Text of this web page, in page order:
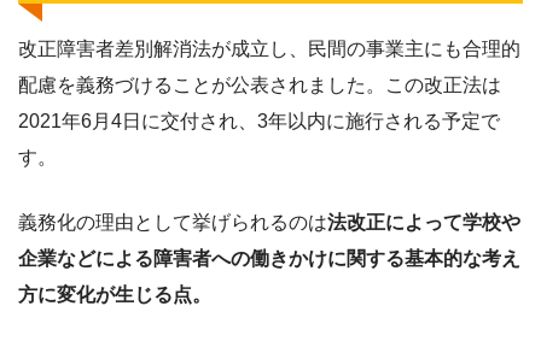
改正障害者差別解消法が成立し、民間の事業主にも合理的
配慮を義務づけることが公表されました。この改正法は
2021年6月4日に交付され、3年以内に施行される予定で
す。
義務化の理由として挙げられるのは法改正によって学校や
企業などによる障害者への働きかけに関する基本的な考え
方に変化が生じる点。